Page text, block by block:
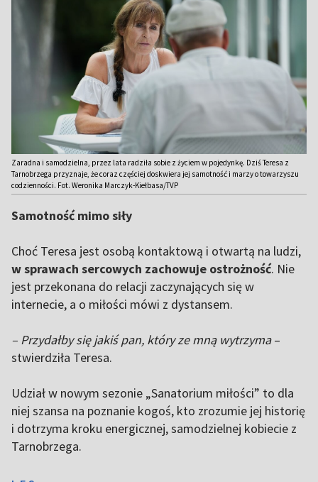
Zaradna i samodzielna, przez lata radziła sobie z życiem w pojedynkę. Dziś Teresa z
Tarnobrzega przyznaje, że coraz częściej doskwiera jej samotność i marzy o towarzyszu
codzienności. Fot. Weronika Marczyk-Kiełbasa/TVP
Samotność mimo siły
Choć Teresa jest osobą kontaktową i otwartą na ludzi,
w sprawach sercowych zachowuje ostrożność. Nie
jest przekonana do relacji zaczynających się w
internecie, a o miłości mówi z dystansem.
– Przydałby się jakiś pan, który ze mną wytrzyma–
stwierdziła Teresa.
Udział w nowym sezonie „Sanatorium miłości” to dla
niej szansa na poznanie kogoś, kto zrozumie jej historię
i dotrzyma kroku energicznej, samodzielnej kobiecie z
Tarnobrzega.